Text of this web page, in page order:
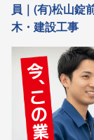
員｜(有)松山錠
木・建設工事